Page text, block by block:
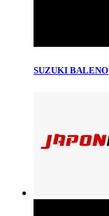
SUZUKI BALENO